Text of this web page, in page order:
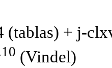
(tablas) + j-
10 (Vindel)